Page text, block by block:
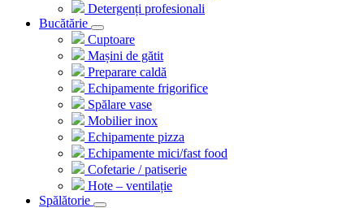
Detergenți profesionali
Bucătărie
Cuptoare
Mașini de gătit
Preparare caldă
Echipamente frigorifice
Spălare vase
Mobilier inox
Echipamente pizza
Echipamente mici/fast food
Cofetarie / patiserie
Hote – ventilație
Spălătorie